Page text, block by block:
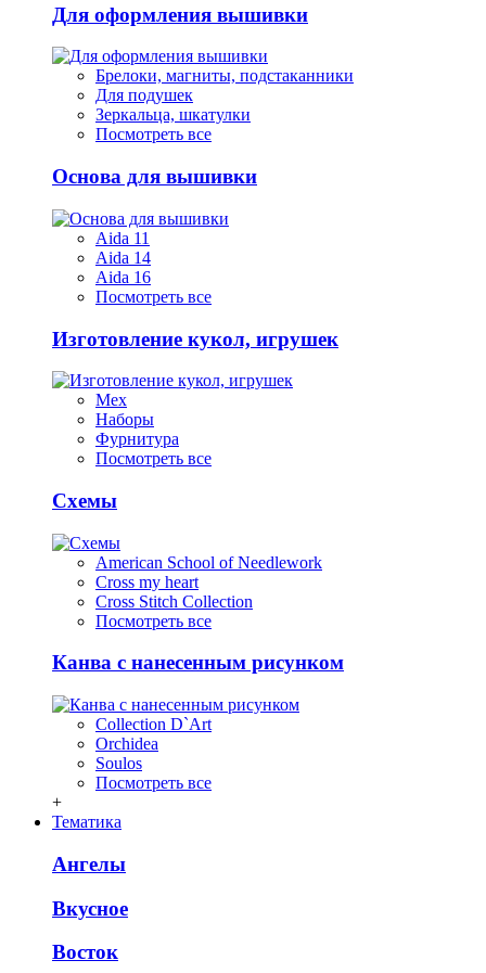
Для оформления вышивки
Брелоки, магниты, подстаканники
Для подушек
Зеркальца, шкатулки
Посмотреть все
Основа для вышивки
Aida 11
Aida 14
Aida 16
Посмотреть все
Изготовление кукол, игрушек
Мех
Наборы
Фурнитура
Посмотреть все
Схемы
American School of Needlework
Cross my heart
Cross Stitch Collection
Посмотреть все
Канва с нанесенным рисунком
Collection D`Art
Orchidea
Soulos
Посмотреть все
+
Тематика
Ангелы
Вкусное
Восток